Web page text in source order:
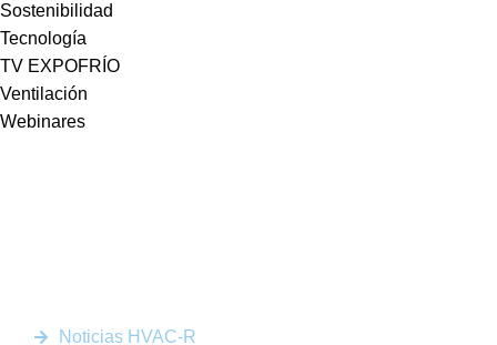
Sostenibilidad
Tecnología
TV EXPOFRÍO
Ventilación
Webinares
Noticias HVAC-R